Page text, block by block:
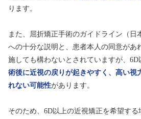
ります。
また、屈折矯正手術のガイドライン（日
への十分な説明と、患者本人の同意があ
施しても構わないとされていますが、6D
術後に近視の戻りが起きやすく、高い視
れない可能性があります。
そのため、6D以上の近視矯正を希望す